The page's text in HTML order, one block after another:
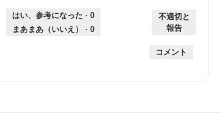
的
な
価
し
あ
り
性,
平
的
個
は
手
評
価
厚
の
厚
平
はい、参考になった · 0
まあまあ（いいえ） · 0
不適切と
報告
コメント